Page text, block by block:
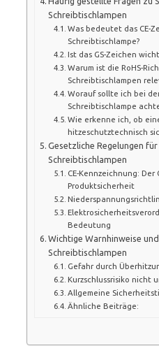
Schreibtischlampen
Was bedeutet das CE-
Schreibtischlampe?
Ist das GS-Zeichen
Warum ist die RoHS-
Schreibtischlampen
Worauf sollte ich bei
Schreibtischlampe
Wie erkenne ich, ob
hitzeschutztechnisch
Gesetzliche Regelungen
Schreibtischlampen
CE-Kennzeichnung:
Produktsicherheit
Bedeutung
Wichtige Warnhinweise
Schreibtischlampen
Gefahr durch
Kurzschlussrisiko nicht
Allgemeine
Ähnliche Beiträge: